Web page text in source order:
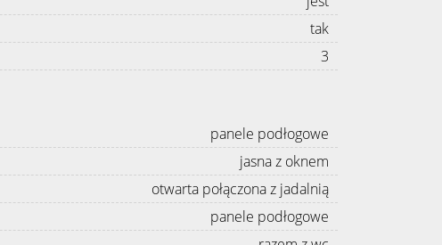
tak
3
panele podłogowe
jasna z oknem
otwarta połączona z jadalnią
panele podłogowe